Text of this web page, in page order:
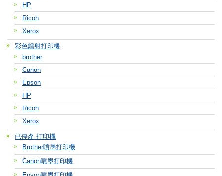
HP
Ricoh
Xerox
彩色鐳射打印機
brother
Canon
Epson
HP
Ricoh
Xerox
已停產-打印機
Brother噴墨打印機
Canon噴墨打印機